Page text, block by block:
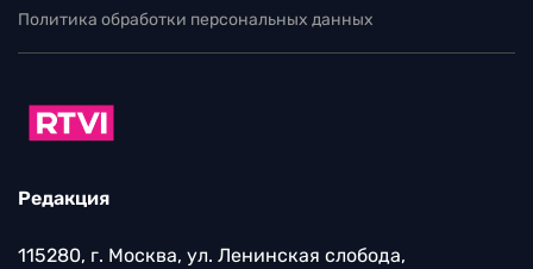
Политика обработки персональных данных
Редакция
115280, г. Москва, ул. Ленинская слобода,